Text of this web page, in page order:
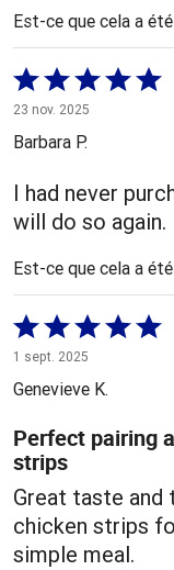
Est-ce que cela a
Coté
5 sur
5
23 nov. 2025
Barbara P.
I had never
will do so again.
Est-ce que cela a
Coté
5 sur
5
1 sept. 2025
Genevieve K.
Perfect pairing
strips
Great taste
chicken strips
simple meal.